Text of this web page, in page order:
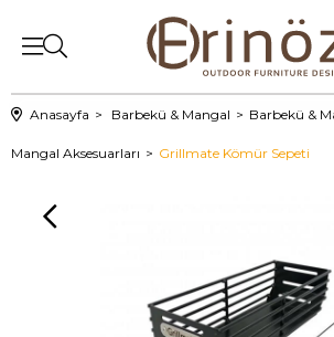
Anasayfa Barbekü & Mangal Barbekü &
Mangal Aksesuarları Grillmate Kömür Sepeti